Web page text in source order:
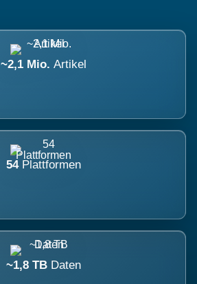
~2,1 Mio. Artikel
54 Plattformen
~1,8 TB Daten